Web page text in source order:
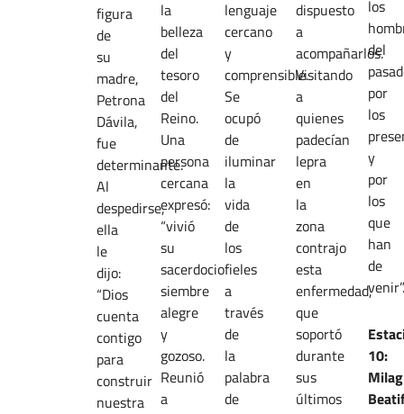
figura
de
su
madre,
Petrona
Dávila,
fue
determinante.
Al
despedirse,
ella
le
dijo:
“Dios
cuenta
contigo
para
construir
nuestra
la
belleza
del
tesoro
del
Reino.
Una
persona
cercana
expresó:
“vivió
su
sacerdocio
siembre
alegre
y
gozoso.
Reunió
a
lenguaje
cercano
y
comprensible.
Se
ocupó
de
iluminar
la
vida
de
los
fieles
a
través
de
la
palabra
de
dispuesto
a
acompañarlos.
Visitando
a
quienes
padecían
lepra
en
la
zona
contrajo
esta
enfermedad,
que
soportó
durante
sus
últimos
los
del
por
los
y
por
los
que
han
de
venir”.
10: